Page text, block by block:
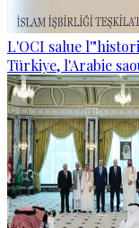
L'OCI salue
Türkiye, l'Arabie